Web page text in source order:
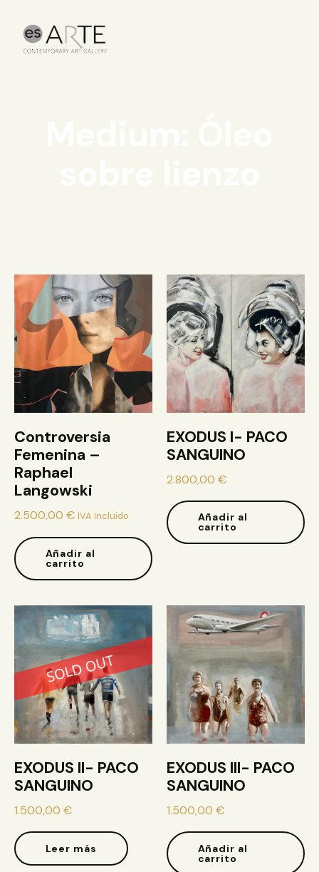
Controversia
Femenina –
Raphael
Langowski
2.500,00 € IVA Incluido
Añadir al
carrito
EXODUS I- PACO
SANGUINO
2.800,00 €
Añadir al
carrito
EXODUS II- PACO
SANGUINO
1.500,00 €
Leer más
EXODUS III- PACO
SANGUINO
1.500,00 €
Añadir al
carrito